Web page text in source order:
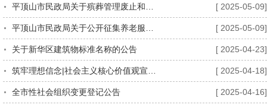
[ 2025-05-09]
[ 2025-05-09]
关于新华区建筑物标准名称的公告 [ 2025-04-23]
[ 2025-04-18]
全市性社会组织变更登记公告 [ 2025-04-16]